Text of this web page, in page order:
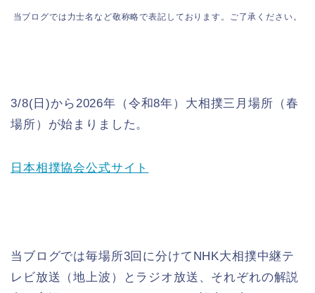
当ブログでは力士名など敬称略で表記しております。ご了承ください。
3/8(日)から2026年（令和8年）大相撲三月場所（春
場所）が始まりました。
日本相撲協会公式サイト
当ブログでは毎場所3回に分けてNHK大相撲中継テ
レビ放送（地上波）とラジオ放送、それぞれの解説